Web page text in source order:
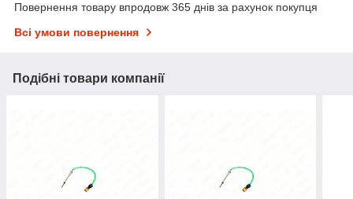
Повернення товару впродовж 365 днів за рахунок покупця
Всі умови повернення
Подібні товари компанії